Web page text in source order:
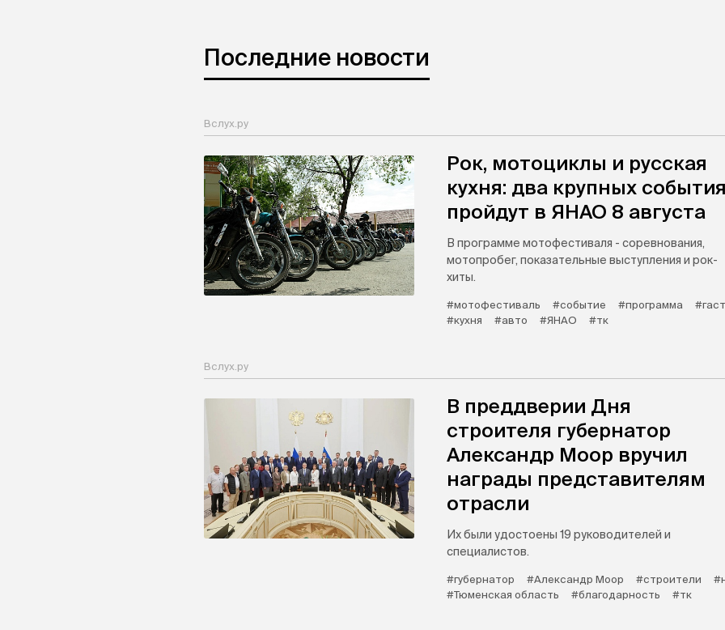
Последние новости
Вслух.ру
Рок, мотоциклы и русская
кухня: два крупных события
пройдут в ЯНАО 8 августа
В программе мотофестиваля - соревнования,
мотопробег, показательные выступления и рок-
хиты.
#мотофестиваль #событие #программа
#кухня
#авто #ЯНАО #тк
Вслух.ру
В преддверии Дня
строителя губернатор
Александр Моор вручил
награды представителям
отрасли
Их были удостоены 19 руководителей и
специалистов.
#губернатор #Александр Моор #строители
#Тюменская область
#благодарность #тк